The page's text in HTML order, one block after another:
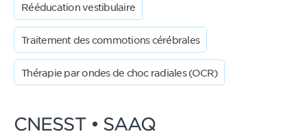
Rééducation vestibulaire
Traitement des commotions cérébrales
Thérapie par ondes de choc radiales (OCR)
CNESST • SAAQ